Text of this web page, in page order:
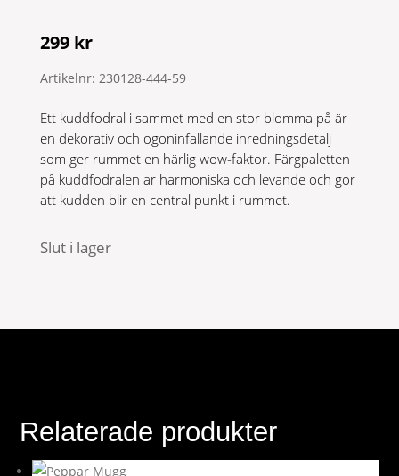
299 kr
Artikelnr: 230128-444-59
Ett kuddfodral i sammet med en stor blomma på är
en dekorativ och ögoninfallande inredningsdetalj
som ger rummet en härlig wow-faktor. Färgpaletten
på kuddfodralen är harmoniska och levande och gör
att kudden blir en central punkt i rummet.
Slut i lager
Relaterade produkter